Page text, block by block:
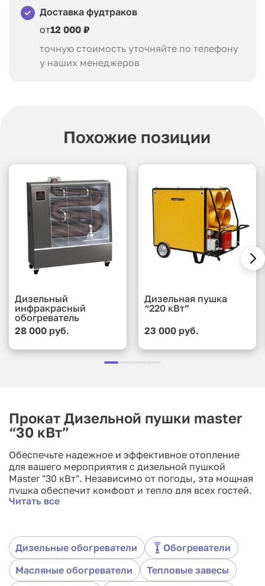
Доставка фудтраков
от12 000 ₽
точную стоимость уточняйте по телефону
у наших менеджеров
Похожие позиции
Дизельный
инфракрасный
обогреватель
28 000 руб.
Дизельная пушка
“220 кВт”
23 000 руб.
Прокат Дизельной пушки master
“30 кВт”
Обеспечьте надежное и эффективное отопление
для вашего мероприятия с дизельной пушкой
Master "30 кВт". Независимо от погоды, эта мощная
пушка обеспечит комфорт и тепло для всех гостей.
Легкая в управлении и безопасная, она идеально
удовлетворит все потребности в отоплении на
вашем мероприятии.
Читать все
Дизельные обогреватели
Обогреватели
Масляные обогреватели
Тепловые завесы